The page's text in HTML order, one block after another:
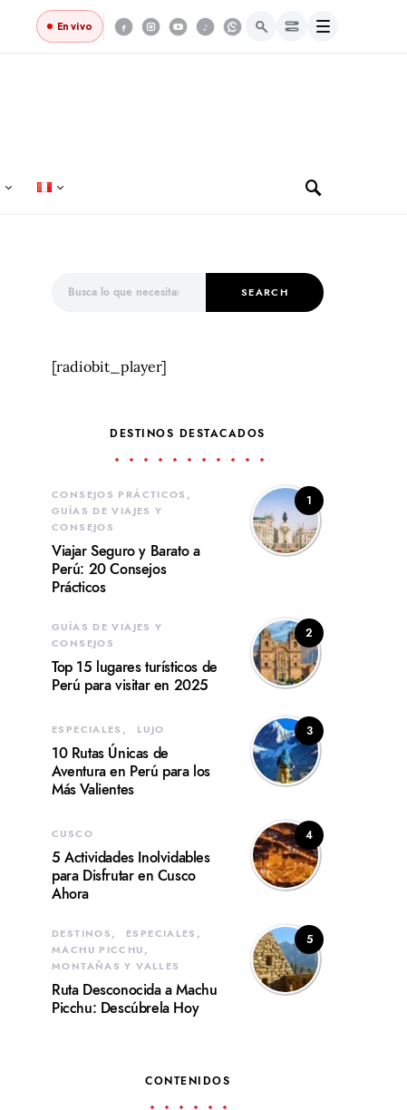
En vivo Menú
SEARCH
[radiobit_player]
DESTINOS DESTACADOS
1
CONSEJOS PRÁCTICOS
GUÍAS DE VIAJES Y
CONSEJOS
Viajar Seguro y Barato a
Perú: 20 Consejos
Prácticos
2
GUÍAS DE VIAJES Y
CONSEJOS
Top 15 lugares turísticos de
Perú para visitar en 2025
3
ESPECIALES LUJO
10 Rutas Únicas de
Aventura en Perú para los
Más Valientes
4
CUSCO
5 Actividades Inolvidables
para Disfrutar en Cusco
Ahora
5
DESTINOS
ESPECIALES
MACHU PICCHU
MONTAÑAS Y VALLES
Ruta Desconocida a Machu
Picchu: Descúbrela Hoy
CONTENIDOS